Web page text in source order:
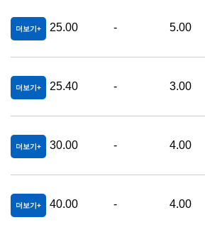
더보기 25.00 - 5.00
더보기 25.40 - 3.00
더보기 30.00 - 4.00
더보기 40.00 - 4.00